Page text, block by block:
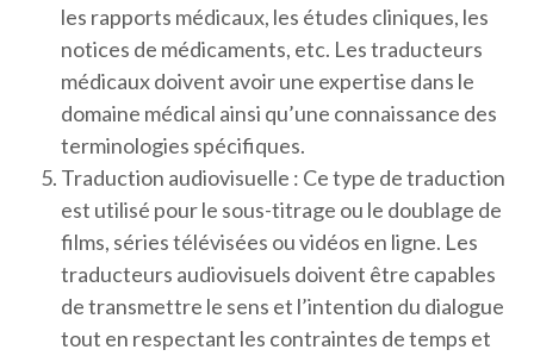
les rapports médicaux, les études cliniques, les
notices de médicaments, etc. Les traducteurs
médicaux doivent avoir une expertise dans le
domaine médical ainsi qu’une connaissance des
terminologies spécifiques.
Traduction audiovisuelle : Ce type de traduction
est utilisé pour le sous-titrage ou le doublage de
films, séries télévisées ou vidéos en ligne. Les
traducteurs audiovisuels doivent être capables
de transmettre le sens et l’intention du dialogue
tout en respectant les contraintes de temps et